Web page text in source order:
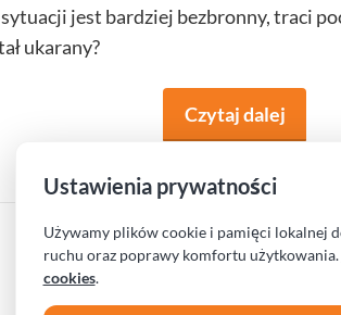
jest bardziej bezbronny, traci
ukarany?
Czytaj dalej
Ustawienia prywatności
Używamy plików cookie i pamięci lokalnej
ruchu oraz poprawy komfortu użytkowania.
cookies.